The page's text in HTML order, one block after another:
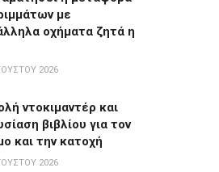
με
οχήματα ζητά η
2026
ντοκιμαντέρ και
βιβλίου για τον
και την κατοχή
2026